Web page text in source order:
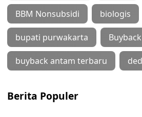
BBM Nonsubsidi biologis
bupati purwakarta Buyback
buyback antam terbaru
Berita Populer